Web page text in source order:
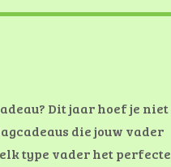
Dit jaar hoef je niet
die jouw vader
type vader het perfecte